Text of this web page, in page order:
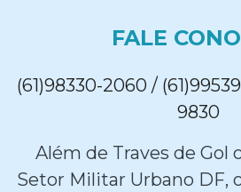
FALE
(61)98330-2060 /
9830
Além de Traves de Gol
Setor Militar Urbano DF,